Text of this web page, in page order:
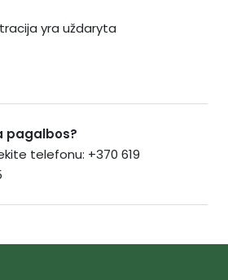
yra uždaryta
pagalbos?
telefonu: +370 619